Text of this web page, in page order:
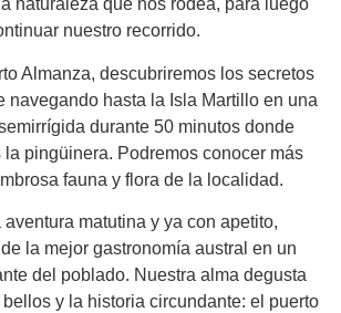
naturaleza que nos rodea, para luego
nuestro recorrido.
Almanza, descubriremos los secretos
navegando hasta la Isla Martillo en una
durante 50 minutos donde
la pingüinera. Podremos conocer más
fauna y flora de la localidad.
aventura matutina y ya con apetito,
la mejor gastronomía austral en un
del poblado. Nuestra alma degusta
bellos y la historia circundante: el puerto